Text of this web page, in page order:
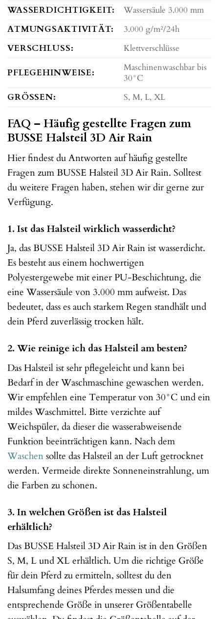
WASSERDICHTIGKEIT:
Wassersäule 3.000 mm
ATMUNGSAKTIVITÄT:
3.000 g/m²/24h
VERSCHLUSS:
Klettverschlüsse
PFLEGEHINWEISE:
Maschinenwaschbar bis
30°C
GRÖSSEN:
S, M, L, XL
FAQ – Häufig gestellte Fragen zum
BUSSE Halsteil 3D Air Rain
Hier findest du Antworten auf häufig gestellte
Fragen zum BUSSE Halsteil 3D Air Rain. Solltest
du weitere Fragen haben, stehen wir dir gerne zur
Verfügung.
1. Ist das Halsteil wirklich wasserdicht?
Ja, das BUSSE Halsteil 3D Air Rain ist wasserdicht.
Es besteht aus einem hochwertigen
Polyestergewebe mit einer PU-Beschichtung, die
eine Wassersäule von 3.000 mm aufweist. Das
bedeutet, dass es auch starkem Regen standhält und
dein Pferd zuverlässig trocken hält.
2. Wie reinige ich das Halsteil am besten?
Das Halsteil ist sehr pflegeleicht und kann bei
Bedarf in der Waschmaschine gewaschen werden.
Wir empfehlen eine Temperatur von 30°C und ein
mildes Waschmittel. Bitte verzichte auf
Weichspüler, da dieser die wasserabweisende
Funktion beeinträchtigen kann. Nach dem
Waschensollte das Halsteil an der Luft getrocknet
werden. Vermeide direkte Sonneneinstrahlung, um
die Farben zu schonen.
3. In welchen Größen ist das Halsteil
erhältlich?
Das BUSSE Halsteil 3D Air Rain ist in den Größen
S, M, L und XL erhältlich. Um die richtige Größe
für dein Pferd zu ermitteln, solltest du den
Halsumfang deines Pferdes messen und die
entsprechende Größe in unserer Größentabelle